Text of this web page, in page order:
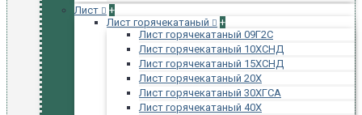
Лист
+
Лист горячекатаный
+
Лист горячекатаный 09Г2С
Лист горячекатаный 10ХСНД
Лист горячекатаный 15ХСНД
Лист горячекатаный 20Х
Лист горячекатаный 30ХГСА
Лист горячекатаный 40Х